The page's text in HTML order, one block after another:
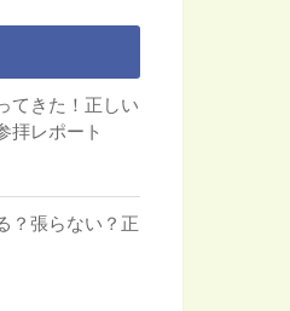
てきた！正しい
拝レポート
？張らない？正